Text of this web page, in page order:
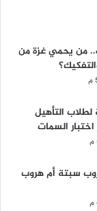
من يحمي غزة من
التأهيل
السمات
سبتة أم هروب